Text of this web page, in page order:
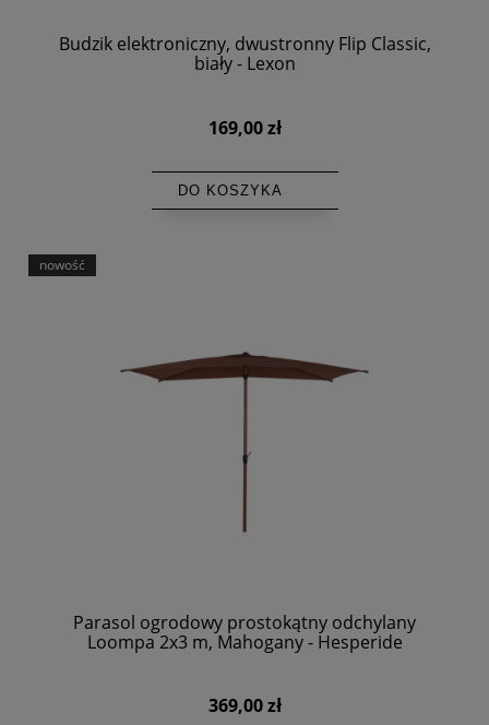
Budzik elektroniczny, dwustronny Flip Classic,
biały - Lexon
169,00 zł
DO KOSZYKA
Parasol ogrodowy prostokątny odchylany
Loompa 2x3 m, Mahogany - Hesperide
369,00 zł
nowość